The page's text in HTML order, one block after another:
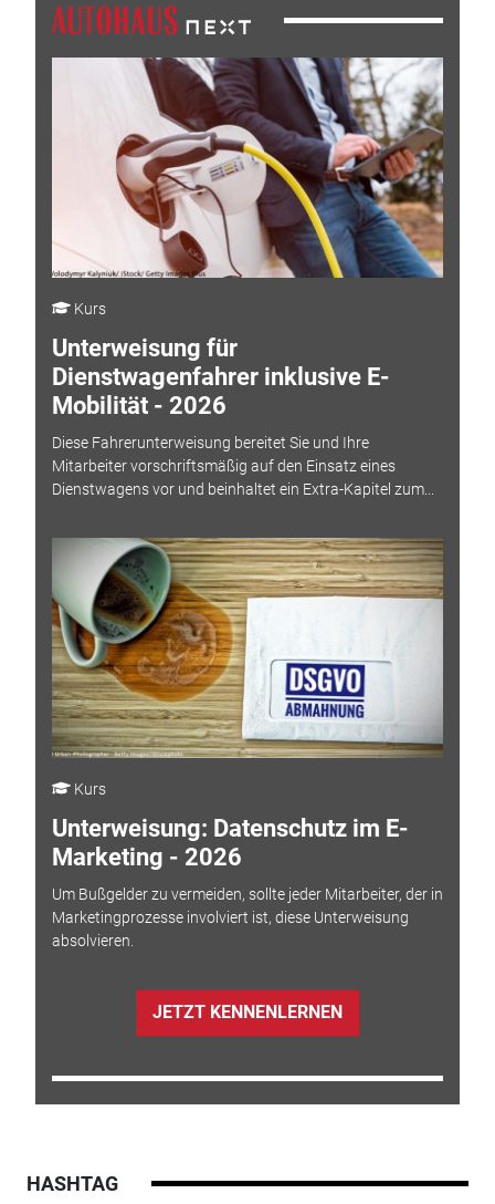
Kurs
Unterweisung für
Dienstwagenfahrer inklusive E-
Mobilität - 2026
Diese Fahrerunterweisung bereitet Sie und Ihre
Mitarbeiter vorschriftsmäßig auf den Einsatz eines
Dienstwagens vor und beinhaltet ein Extra-Kapitel zum...
Kurs
Unterweisung: Datenschutz im E-
Marketing - 2026
Um Bußgelder zu vermeiden, sollte jeder Mitarbeiter, der in
Marketingprozesse involviert ist, diese Unterweisung
absolvieren.
JETZT KENNENLERNEN
HASHTAG